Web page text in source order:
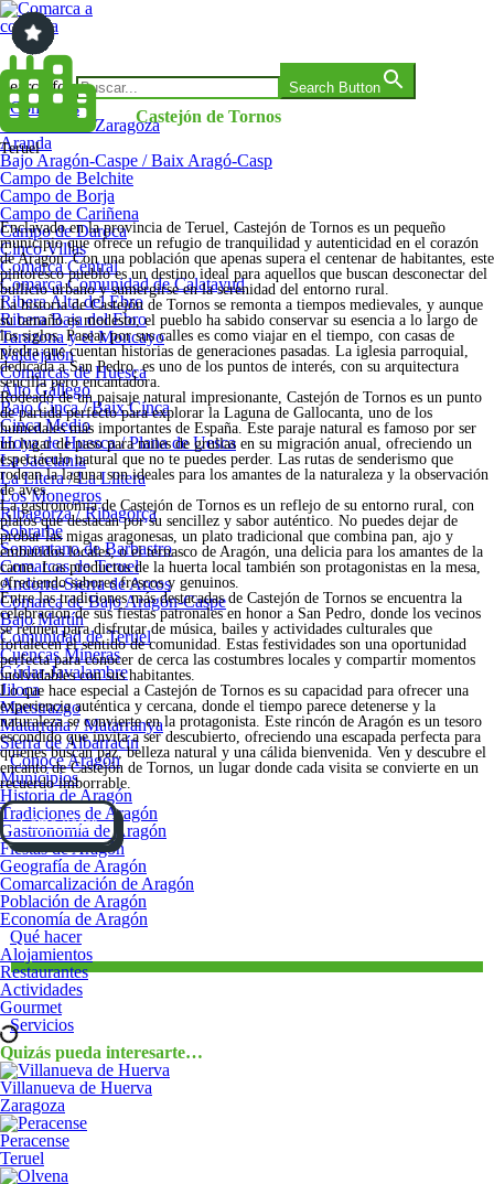
Saltar
al
contenido
Comarca a comarca
Search for: Search Button
Comarcas
Comarcas de Zaragoza
Aranda
Bajo Aragón-Caspe / Baix Aragó-Casp
Campo de Belchite
Campo de Borja
Campo de Cariñena
Campo de Daroca
Cinco Villas
Comarca Central
Comarca Comunidad de Calatayud
Ribera Alta del Ebro
Ribera Baja del Ebro
Tarazona y el Moncayo
Valdejalón
Comarcas de Huesca
Alto Gállego
Bajo Cinca / Baix Cinca
Cinca Medio
Hoya de Huesca / Plana de Uesca
La Jacetania
La Litera / La Llitera
Los Monegros
Ribagorza / Ribagorça
Sobrarbe
Somontano de Barbastro
Comarcas de Teruel
Andorra-Sierra de Arcos
Comarca de Bajo Aragón-Caspe
Bajo Martín
Comunidad de Teruel
Cuencas Mineras
Gúdar-Javalambre
Jiloca
Maestrazgo
Matarraña / Matarranya
Sierra de Albarracín
Conoce Aragón
Municipios
Historia de Aragón
Tradiciones de Aragón
Gastronomía de Aragón
Fiestas de Aragón
Geografía de Aragón
Comarcalización de Aragón
Población de Aragón
Economía de Aragón
Qué hacer
Alojamientos
Restaurantes
Actividades
Gourmet
Servicios
Castejón de Tornos
Teruel
Enclavado en la provincia de Teruel, Castejón de Tornos es un pequeño
municipio que ofrece un refugio de tranquilidad y autenticidad en el corazón
de Aragón. Con una población que apenas supera el centenar de habitantes, este
pintoresco pueblo es un destino ideal para aquellos que buscan desconectar del
bullicio urbano y sumergirse en la serenidad del entorno rural.
La historia de Castejón de Tornos se remonta a tiempos medievales, y aunque
su tamaño es modesto, el pueblo ha sabido conservar su esencia a lo largo de
los siglos. Pasear por sus calles es como viajar en el tiempo, con casas de
piedra que cuentan historias de generaciones pasadas. La iglesia parroquial,
dedicada a San Pedro, es uno de los puntos de interés, con su arquitectura
sencilla pero encantadora.
Rodeado de un paisaje natural impresionante, Castejón de Tornos es un punto
de partida perfecto para explorar la Laguna de Gallocanta, uno de los
humedales más importantes de España. Este paraje natural es famoso por ser
un lugar de paso para miles de grullas en su migración anual, ofreciendo un
espectáculo natural que no te puedes perder. Las rutas de senderismo que
rodean la laguna son ideales para los amantes de la naturaleza y la observación
de aves.
La gastronomía de Castejón de Tornos es un reflejo de su entorno rural, con
platos que destacan por su sencillez y sabor auténtico. No puedes dejar de
probar las migas aragonesas, un plato tradicional que combina pan, ajo y
embutidos locales, o el ternasco de Aragón, una delicia para los amantes de la
carne. Los productos de la huerta local también son protagonistas en la mesa,
ofreciendo sabores frescos y genuinos.
Entre las tradiciones más destacadas de Castejón de Tornos se encuentra la
celebración de sus fiestas patronales en honor a San Pedro, donde los vecinos
se reúnen para disfrutar de música, bailes y actividades culturales que
fortalecen el sentido de comunidad. Estas festividades son una oportunidad
perfecta para conocer de cerca las costumbres locales y compartir momentos
inolvidables con sus habitantes.
Lo que hace especial a Castejón de Tornos es su capacidad para ofrecer una
experiencia auténtica y cercana, donde el tiempo parece detenerse y la
naturaleza se convierte en la protagonista. Este rincón de Aragón es un tesoro
escondido que invita a ser descubierto, ofreciendo una escapada perfecta para
quienes buscan paz, belleza natural y una cálida bienvenida. Ven y descubre el
encanto de Castejón de Tornos, un lugar donde cada visita se convierte en un
recuerdo imborrable.
Cómo llegar
Quizás pueda interesarte…
Villanueva de Huerva
Zaragoza
Peracense
Teruel